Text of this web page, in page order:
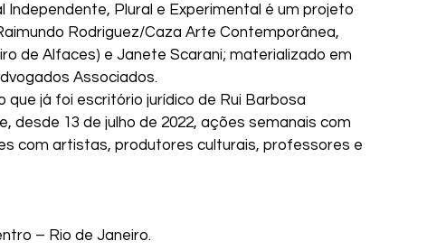
Independente, Plural e Experimental é um projeto
Rodriguez/Caza Arte Contemporânea,
de Alfaces) e Janete Scarani; materializado em
Associados.
que já foi escritório jurídico de Rui Barbosa
desde 13 de julho de 2022, ações semanais com
com artistas, produtores culturais, professores e
– Rio de Janeiro.